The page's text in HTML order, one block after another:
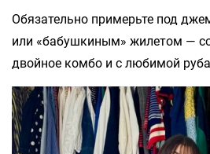
Обязательно примерьте под
или «бабушкиным» жилетом —
двойное комбо и с любимой